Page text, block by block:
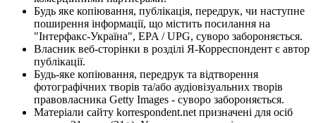
Будь яке копіювання, публікація, передрук, чи наступне
поширення інформації, що містить посилання на
"Інтерфакс-Україна", EPA / UPG, суворо забороняється.
Власник веб-сторінки в розділі Я-Корреспондент є автор
публікації.
Будь-яке копіювання, передрук та відтворення
фотографічних творів та/або аудіовізуальних творів
правовласника Getty Images - суворо забороняється.
Матеріали сайту korrespondent.net призначені для осіб